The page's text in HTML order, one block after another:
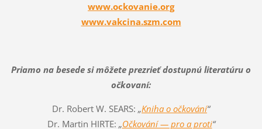
www.ockovanie.org
www.vakcina.szm.com
Priamo na besede si môžete prezrieť dostupnú literatúru o
očkovaní:
Dr. Robert W. SEARS: „Kniha o očkování“
Dr. Martin HIRTE: „Očkování — pro a proti“